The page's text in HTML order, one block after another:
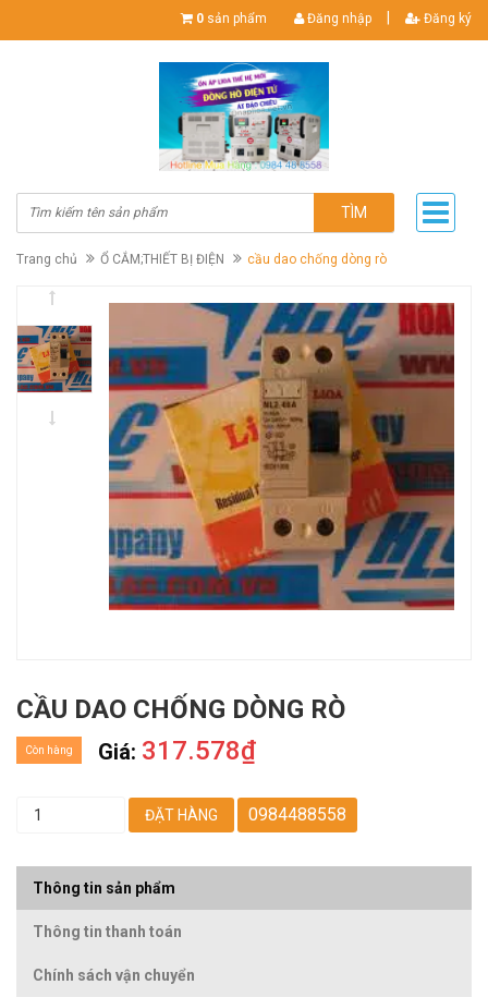
0 sản phẩm Đăng nhập Đăng ký
TÌM
Trang chủ Ổ CẮM;THIẾT BỊ ĐIỆN cầu dao chống dòng rò
CẦU DAO CHỐNG DÒNG RÒ
Giá: 317.578₫
Còn hàng
ĐẶT HÀNG 0984488558
Thông tin sản phẩm
Thông tin thanh toán
Chính sách vận chuyển